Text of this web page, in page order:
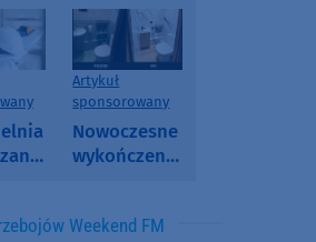
o
Artykuł
sponsorowany
Nowoczesne
wykończenia
SPC, WPC i
Weekend FM